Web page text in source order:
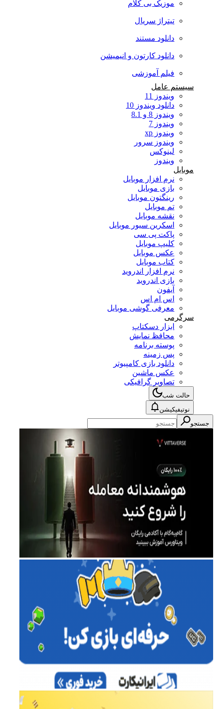
موزیک بی کلام
تیتراژ سریال
دانلود مستند
دانلود کارتون و انیمیشن
فیلم آموزشی
سیستم عامل
ویندوز 11
دانلود ویندوز 10
ویندوز 8 و 8.1
ویندوز 7
ویندوز xp
ویندوز سرور
لینوکس
ویندوز
موبایل
نرم افزار موبایل
بازی موبایل
رینگتون موبایل
تم موبایل
نقشه موبایل
اسکرین سیور موبایل
پاکت پی سی
کلیپ موبایل
عکس موبایل
کتاب موبایل
نرم افزار اندروید
بازی اندروید
آیفون
اس ام اس
معرفی گوشی موبایل
سرگرمی
ابزار دسکتاپ
محافظ نمایش
پوسته برنامه
پس زمینه
دانلود بازی کامپیوتر
عکس ماشین
تصاویر گرافیکی
حالت شب
نوتیفیکیشن
جستجو